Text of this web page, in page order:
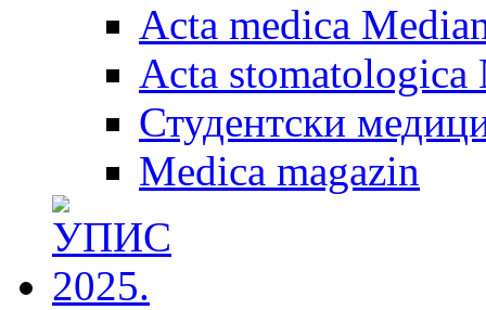
Acta medica
Acta stomatologica
Студентски
Medica magazin